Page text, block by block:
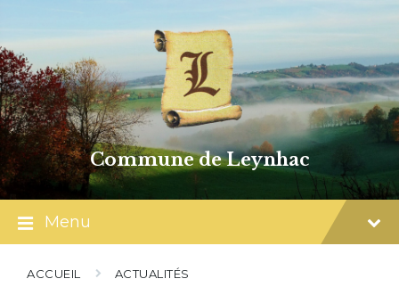
content
main
navigation
footer
Commune de Leynhac
Menu
ACCUEIL ACTUALITÉS